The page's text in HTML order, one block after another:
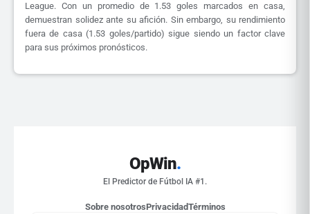
League. Con un promedio de 1.53 goles marcados en casa,
demuestran solidez ante su afición. Sin embargo, su rendimiento
fuera de casa (1.53 goles/partido) sigue siendo un factor clave
para sus próximos pronósticos.
OpWin.
El Predictor de Fútbol IA #1.
Sobre nosotrosPrivacidadTérminos